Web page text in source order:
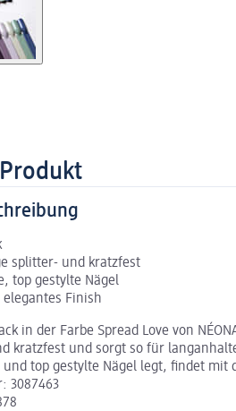
splitter- und kratzfest
top gestylte Nägel
Finish
in der Farbe Spread Love von
kratzfest und sorgt so für
top gestylte Nägel legt, findet mit
3087463